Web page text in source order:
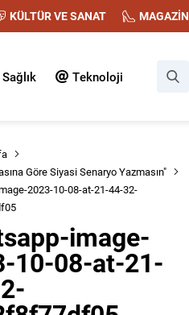
KÜLTÜR VE SANAT MAGAZİN
Sağlık Teknoloji
Göre Siyasi Senaryo Yazmasın"
2023-10-08-at-21-44-32-
image-
10-08-at-21-